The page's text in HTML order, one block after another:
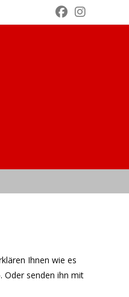
Ihnen wie es
Oder senden ihn mit